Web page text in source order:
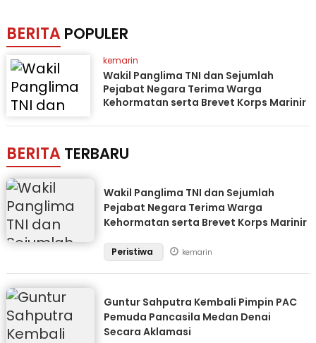
BERITA POPULER
kemarin
Wakil Panglima TNI dan Sejumlah
Pejabat Negara Terima Warga
Kehormatan serta Brevet Korps Marinir
BERITA TERBARU
Wakil Panglima TNI dan Sejumlah
Pejabat Negara Terima Warga
Kehormatan serta Brevet Korps Marinir
Peristiwa kemarin
Guntur Sahputra Kembali Pimpin PAC
Pemuda Pancasila Medan Denai
Secara Aklamasi